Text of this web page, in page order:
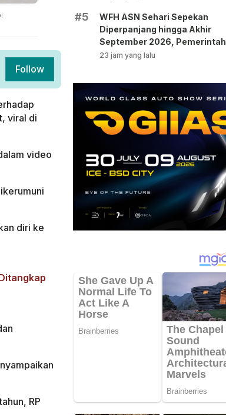
Follow
viral di
video
diri ke
RP
#5
WFH ASN Sehari Sepekan
Diperpanjang hingga Akhir
September 2026, Pemerintah
Klaim Kinerja Tetap Optimal
23 jam yang lalu